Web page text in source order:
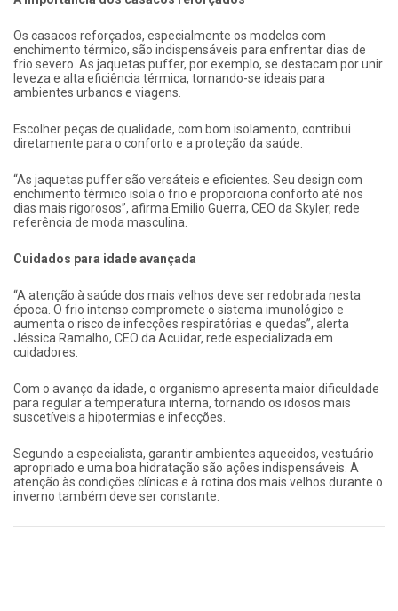
Os casacos reforçados, especialmente os modelos com
enchimento térmico, são indispensáveis para enfrentar dias de
frio severo. As jaquetas puffer, por exemplo, se destacam por unir
leveza e alta eficiência térmica, tornando-se ideais para
ambientes urbanos e viagens.
Escolher peças de qualidade, com bom isolamento, contribui
diretamente para o conforto e a proteção da saúde.
“As jaquetas puffer são versáteis e eficientes. Seu design com
enchimento térmico isola o frio e proporciona conforto até nos
dias mais rigorosos”, afirma Emilio Guerra, CEO da Skyler, rede
referência de moda masculina.
Cuidados para idade avançada
“A atenção à saúde dos mais velhos deve ser redobrada nesta
época. O frio intenso compromete o sistema imunológico e
aumenta o risco de infecções respiratórias e quedas”, alerta
Jéssica Ramalho, CEO da Acuidar, rede especializada em
cuidadores.
Com o avanço da idade, o organismo apresenta maior dificuldade
para regular a temperatura interna, tornando os idosos mais
suscetíveis a hipotermias e infecções.
Segundo a especialista, garantir ambientes aquecidos, vestuário
apropriado e uma boa hidratação são ações indispensáveis. A
atenção às condições clínicas e à rotina dos mais velhos durante o
inverno também deve ser constante.